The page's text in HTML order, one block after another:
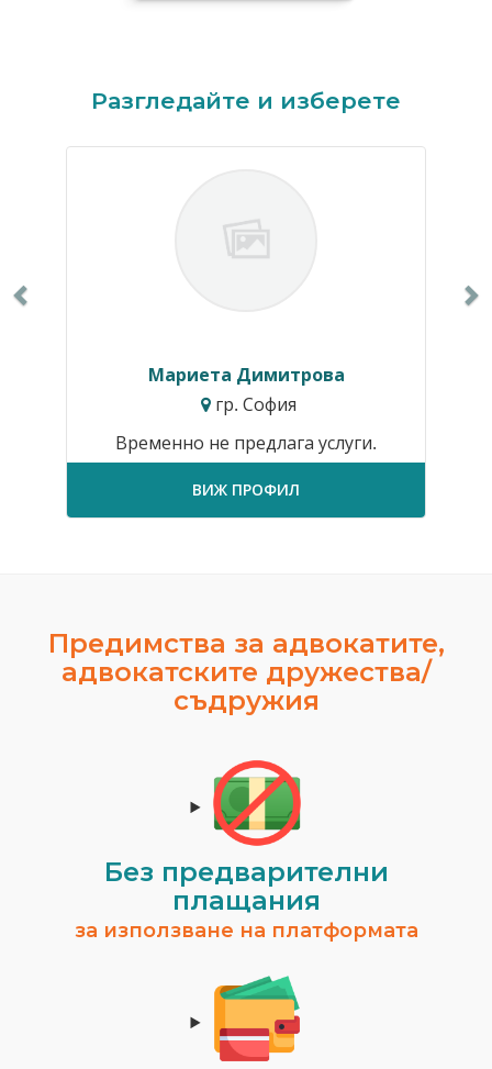
Разгледайте и изберете
Мариета Димитрова
гр. София
Временно не предлага услуги.
ВИЖ ПРОФИЛ
Предимства за адвокатите,
адвокатските дружества/
съдружия
Без предварителни
плащания
за използване на платформата